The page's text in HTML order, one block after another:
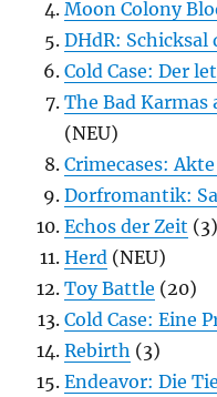
Moon Colony
DHdR: Schicksal
Cold Case: Der
The Bad Karmas
(NEU)
Crimecases:
Dorfromantik:
Echos der Zeit (3)
Herd (NEU)
Toy Battle (20)
Cold Case: Eine
Rebirth (3)
Endeavor: Die